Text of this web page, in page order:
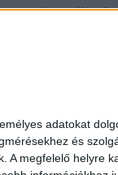
adatokat
és
megfelelő helyre
Felhasználási